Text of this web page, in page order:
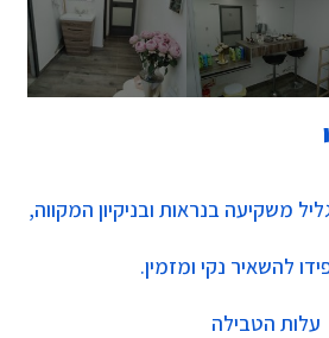
משקיעה בנראות ובניקיון המקווה,
להשאיר נקי ומזמין.
עלות הטבילה